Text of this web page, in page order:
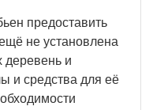
предоставить
не установлена
деревень и
и средства для её